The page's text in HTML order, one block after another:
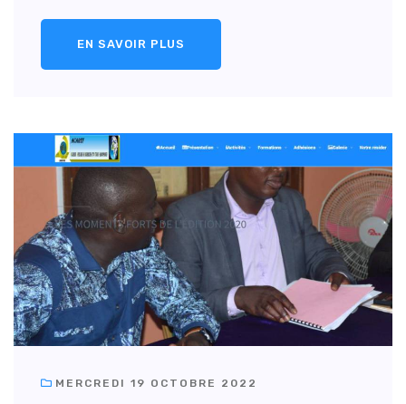
EN SAVOIR PLUS
MERCREDI 19 OCTOBRE 2022